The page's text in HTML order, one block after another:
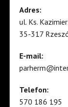
Adres:
ul. Ks.
35-317
E-mail:
Telefon:
570 186 195